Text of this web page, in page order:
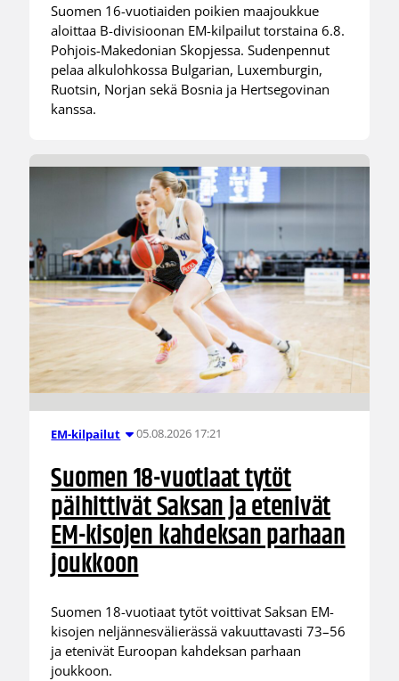
Suomen 16-vuotiaiden poikien maajoukkue
aloittaa B-divisioonan EM-kilpailut torstaina 6.8.
Pohjois-Makedonian Skopjessa. Sudenpennut
pelaa alkulohkossa Bulgarian, Luxemburgin,
Ruotsin, Norjan sekä Bosnia ja Hertsegovinan
kanssa.
EM-kilpailut 05.08.2026 17:21
Suomen 18-vuotiaat tytöt
päihittivät Saksan ja etenivät
EM-kisojen kahdeksan parhaan
joukkoon
Suomen 18-vuotiaat tytöt voittivat Saksan EM-
kisojen neljännesvälierässä vakuuttavasti 73–56
ja etenivät Euroopan kahdeksan parhaan
joukkoon.